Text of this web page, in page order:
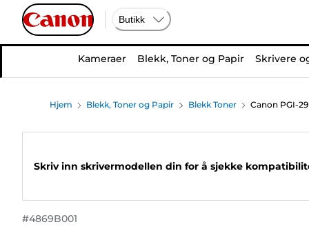
Butikk
Kameraer Blekk, Toner og Papir Skrivere
Hjem Blekk, Toner og Papir Blekk Toner Canon PGI-
Skriv inn skrivermodellen din for å sjekke
#4869B001